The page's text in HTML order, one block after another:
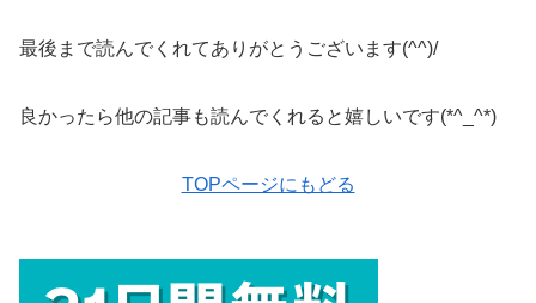
最後まで読んでくれてありがとうございます(^^)/
良かったら他の記事も読んでくれると嬉しいです(*^_^*)
TOPページにもどる